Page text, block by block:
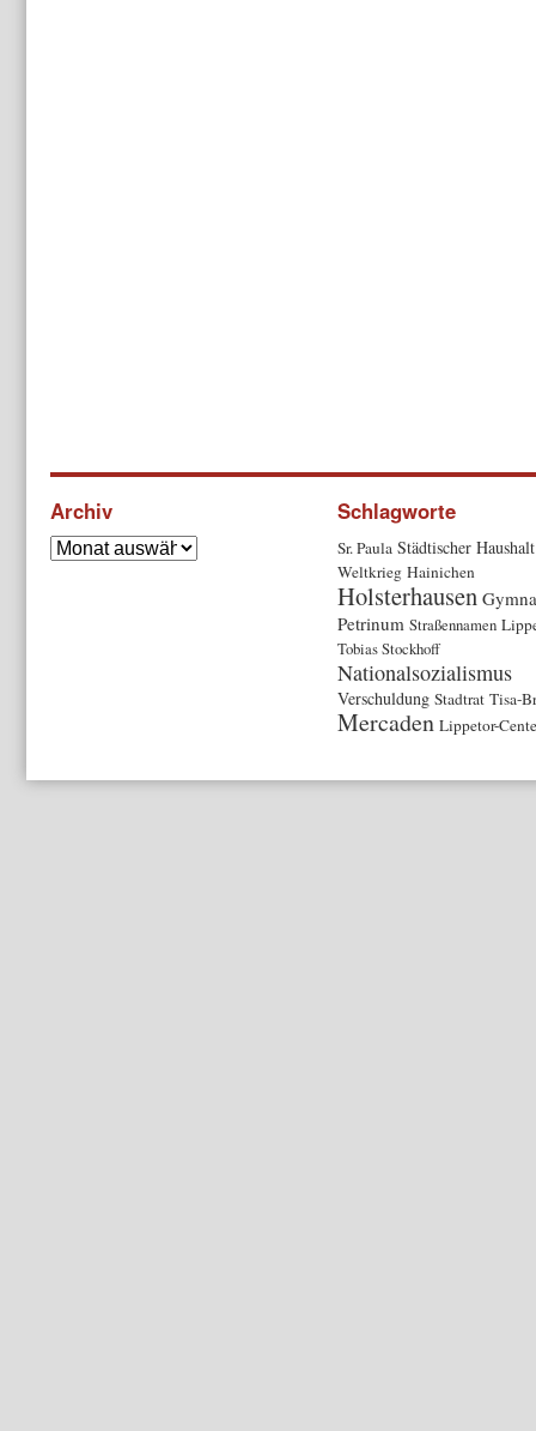
Archiv Schlagworte
Sr. Paula Städtischer Haushalt
Weltkrieg Hainichen
Holsterhausen
Petrinum Straßennamen
Tobias Stockhoff
Nationalsozialismus
Verschuldung Stadtrat Tisa-
Mercaden Lippetor-